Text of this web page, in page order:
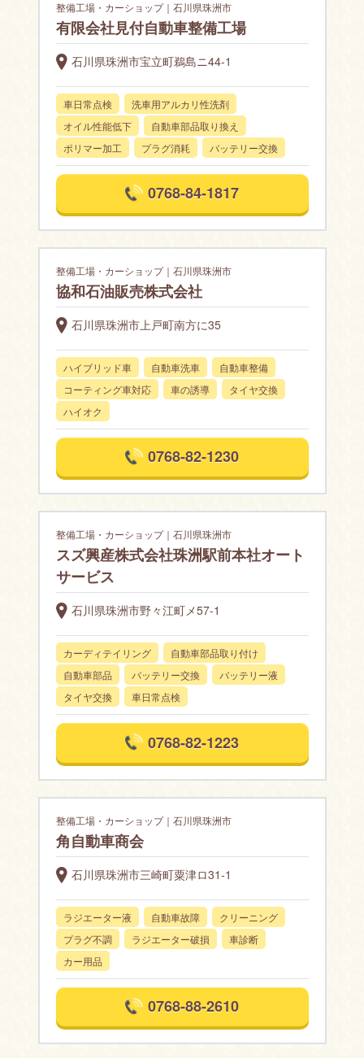
整備工場・カーショップ｜石川県珠洲市
有限会社見付自動車整備工場
石川県珠洲市宝立町鵜島ニ44-1
車日常点検
洗車用アルカリ性洗剤
オイル性能低下
自動車部品取り換え
ポリマー加工
プラグ消耗 バッテリー交換
0768-84-1817
整備工場・カーショップ｜石川県珠洲市
協和石油販売株式会社
石川県珠洲市上戸町南方に35
ハイブリッド車 自動車洗車
自動車整備
コーティング車対応
車の誘導
タイヤ交換
ハイオク
0768-82-1230
整備工場・カーショップ｜石川県珠洲市
スズ興産株式会社珠洲駅前本社オート
サービス
石川県珠洲市野々江町メ57-1
カーディテイリング
自動車部品取り付け
自動車部品
バッテリー交換
バッテリー液
タイヤ交換
車日常点検
0768-82-1223
整備工場・カーショップ｜石川県珠洲市
角自動車商会
石川県珠洲市三崎町粟津ロ31-1
ラジエーター液 自動車故障
クリーニング
プラグ不調
ラジエーター破損
車診断
カー用品
0768-88-2610